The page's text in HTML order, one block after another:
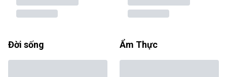
Đời sống Ẩm Thực